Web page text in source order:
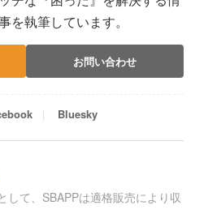
を執筆しています。
お問い合わせ
Bluesky
して、SBAPPは適格販売により収